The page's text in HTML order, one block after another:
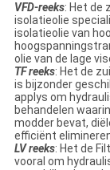
VFD-reeks: Het de
isolatieolie
isolatieolie van
olie van de lage
TF reeks: Het de
is bijzonder
applys om
behandelen
modder bevat,
efficiënt
LV reeks: Het de
vooral om